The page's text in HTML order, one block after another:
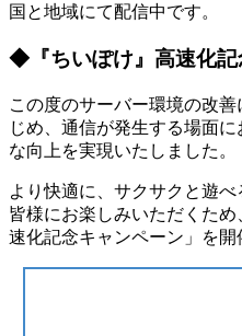
国と地域にて配信中です。
◆『ちいぽけ』高速化記
この度のサーバー環境の改
じめ、通信が発生する場面
な向上を実現いたしました。
より快適に、サクサクと遊
皆様にお楽しみいただくた
速化記念キャンペーン」を開